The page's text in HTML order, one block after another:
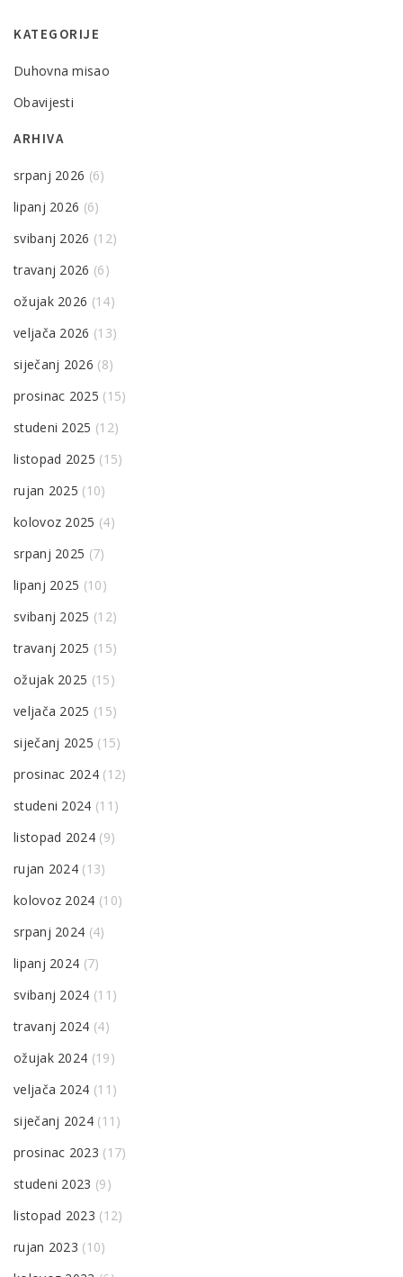
KATEGORIJE
Duhovna misao
Obavijesti
ARHIVA
srpanj 2026 (6)
lipanj 2026 (6)
svibanj 2026 (12)
travanj 2026 (6)
ožujak 2026 (14)
veljača 2026 (13)
siječanj 2026 (8)
prosinac 2025 (15)
studeni 2025 (12)
listopad 2025 (15)
rujan 2025 (10)
kolovoz 2025 (4)
srpanj 2025 (7)
lipanj 2025 (10)
svibanj 2025 (12)
travanj 2025 (15)
ožujak 2025 (15)
veljača 2025 (15)
siječanj 2025 (15)
prosinac 2024(12)
studeni 2024 (11)
listopad 2024(9)
rujan 2024 (13)
kolovoz 2024 (10)
srpanj 2024 (4)
lipanj 2024 (7)
svibanj 2024 (11)
travanj 2024 (4)
ožujak 2024 (19)
veljača 2024 (11)
siječanj 2024(11)
prosinac 2023 (17)
studeni 2023 (9)
listopad 2023 (12)
rujan 2023 (10)